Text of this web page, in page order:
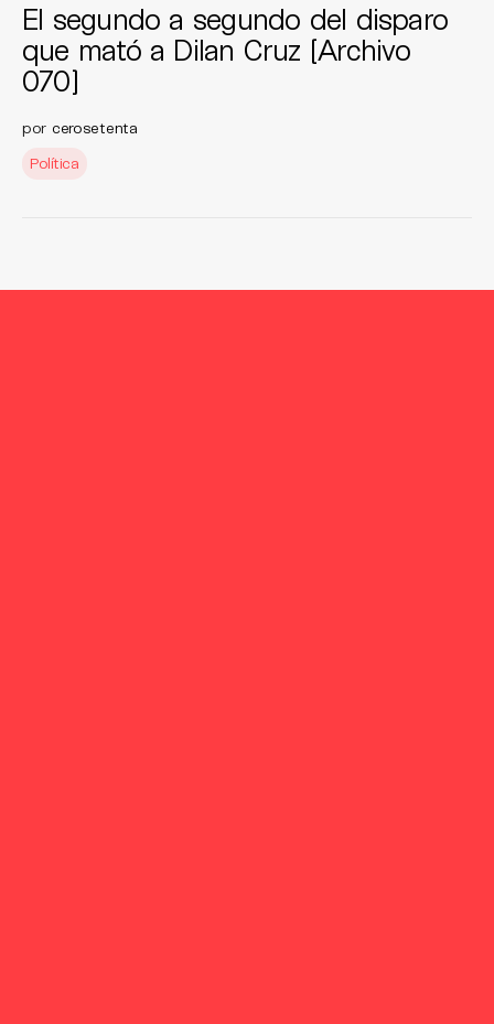
El segundo a segundo del disparo
que mató a Dilan Cruz [Archivo
070]
por cerosetenta
Política